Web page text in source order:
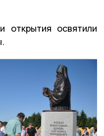
открытия освятили